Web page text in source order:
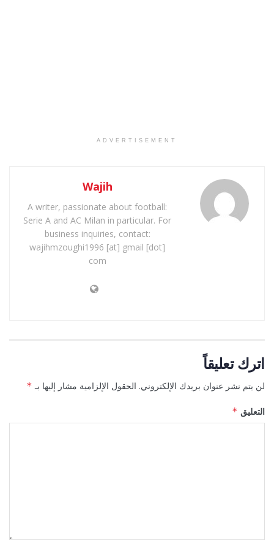
ADVERTISEMENT
Wajih
A writer, passionate about football:
Serie A and AC Milan in particular. For
business inquiries, contact:
wajihmzoughi1996 [at] gmail [dot]
com
اترك تعليقاً
لن يتم نشر عنوان بريدك الإلكتروني. الحقول الإلزامية مشار إليها بـ *
التعليق *